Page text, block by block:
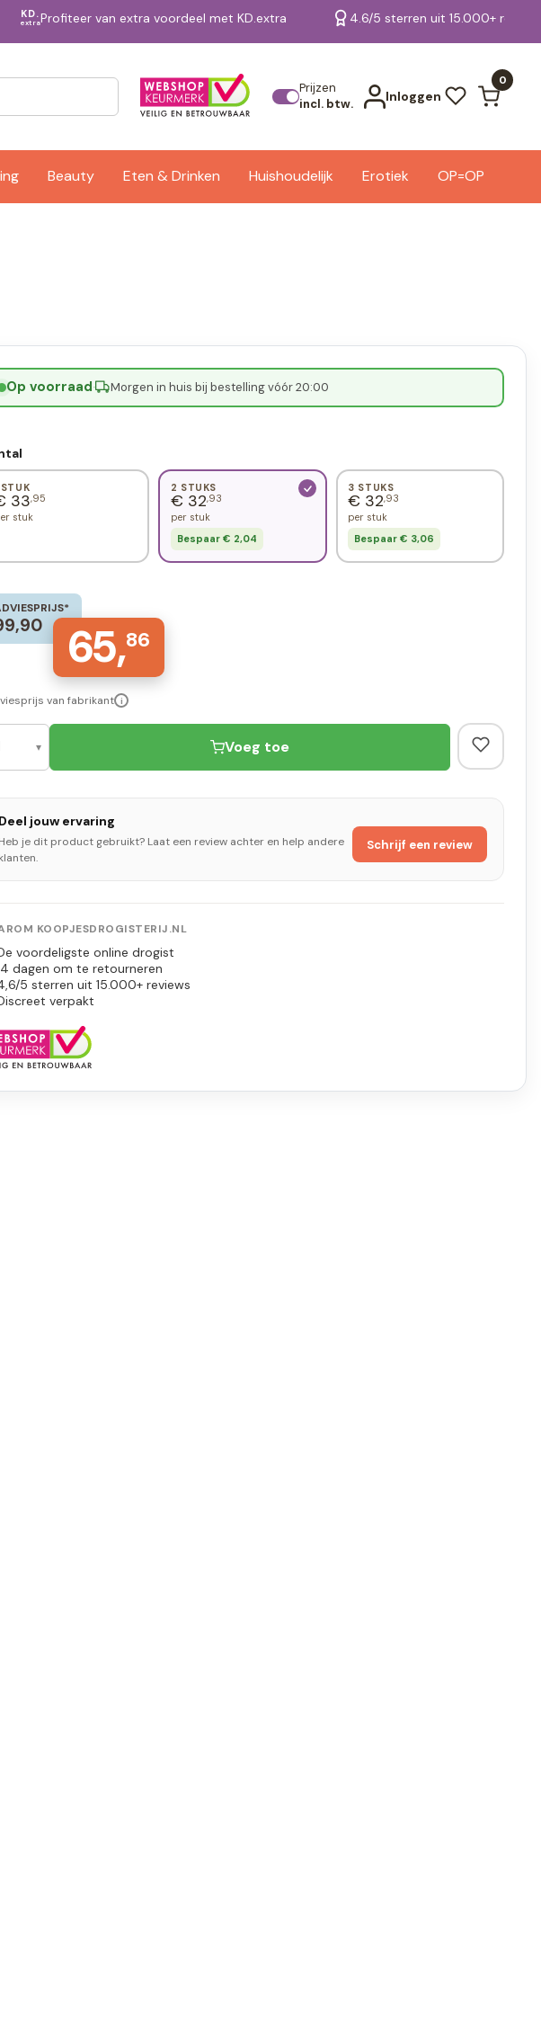
KD.
extraProfiteer van extra voordeel met KD.extra 4.6/5 sterren uit 15.000+
Prijzen
incl. btw.
Inloggen
0
Beauty Eten & Drinken Huishoudelijk Erotiek OP=OP
Bekijk alle resultaten
Op voorraad· Morgen in huis bij bestelling vóór 20:00
STUK
33,95
stuk
2 STUKS
€ 32,93
per stuk
Bespaar € 2,04
3 STUKS
€ 32,93
per stuk
Bespaar € 3,06
65,86
van fabrikant i
Voeg toe
Deel jouw ervaring
Heb je dit product gebruikt? Laat een review achter en help andere
klanten.
Schrijf een review
KOOPJESDROGISTERIJ.NL
voordeligste online drogist
dagen om te retourneren
5 sterren uit 15.000+ reviews
verpakt